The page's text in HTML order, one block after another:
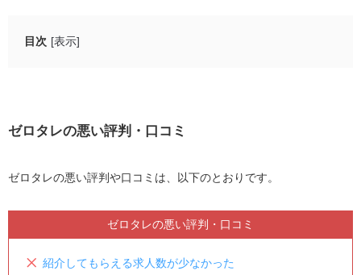
目次 [表示]
希望条件ではない求人を紹介された
希望していない地域の求人を何度も紹介された
ゼロタレの悪い評判・口コミ
ゼロタレの悪い評判や口コミは、以下のとおりです。
ゼロタレの悪い評判・口コミ
紹介してもらえる求人数が少なかった